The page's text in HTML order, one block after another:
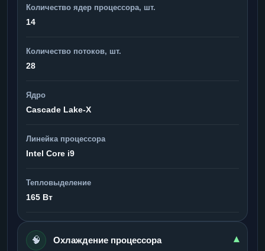
Количество ядер процессора, шт.
14
Количество потоков, шт.
28
Ядро
Cascade Lake-X
Линейка процессора
Intel Core i9
Тепловыделение
165 Вт
🧠 Охлаждение процессора ▾